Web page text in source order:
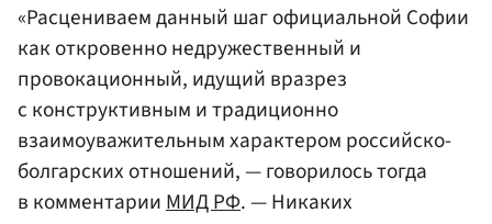
«Расцениваем данный шаг официальной Софии
как откровенно недружественный и
провокационный, идущий вразрез
с конструктивным и традиционно
взаимоуважительным характером российско-
болгарских отношений, — говорилось тогда
в комментарии МИД РФ. — Никаких